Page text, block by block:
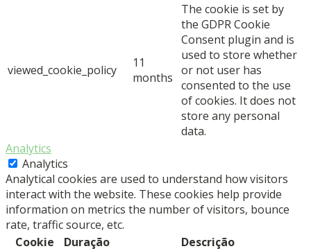
viewed_cookie_policy
11
months
The cookie is set by
the GDPR Cookie
Consent plugin and is
used to store whether
or not user has
consented to the use
of cookies. It does not
store any personal
data.
Analytics
Analytics
Analytical cookies are used to understand how visitors
interact with the website. These cookies help provide
information on metrics the number of visitors, bounce
rate, traffic source, etc.
Cookie
Duração Descrição